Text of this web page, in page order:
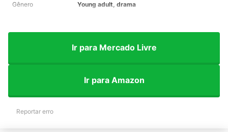
Gênero Young adult, drama
Ir para Mercado Livre
Ir para Amazon
Reportar erro